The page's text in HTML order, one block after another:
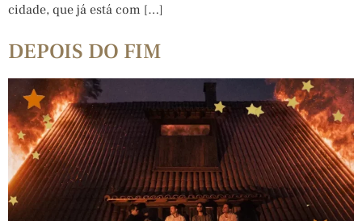
cidade, que já está com […]
DEPOIS DO FIM